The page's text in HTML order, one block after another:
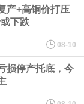
集地区强化开发整体规
协同保障能力。持续推
保障基地建设，高标准
集约化开发水平，2030
产+高铜价打压
下跌
08-10
损停产托底，今